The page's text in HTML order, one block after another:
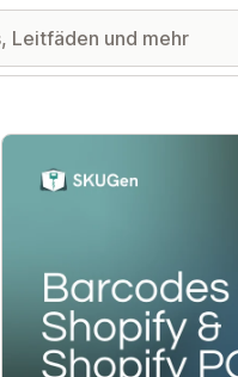
Vorgestellte Bildergalerie